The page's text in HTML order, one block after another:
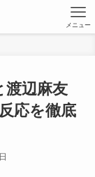
メニュー
渡辺麻友
応を徹底